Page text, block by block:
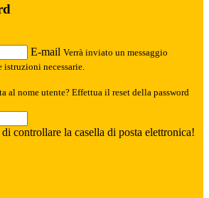
E-mail Verrà inviato un messaggio
necessarie.
al nome utente? Effettua il reset della password
controllare la casella di posta elettronica!